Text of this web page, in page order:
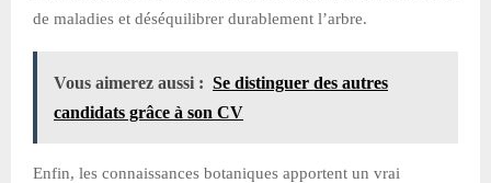
de maladies et déséquilibrer durablement l’arbre.
Vous aimerez aussi : Se distinguer des autres
candidats grâce à son CV
Enfin, les connaissances botaniques apportent un vrai